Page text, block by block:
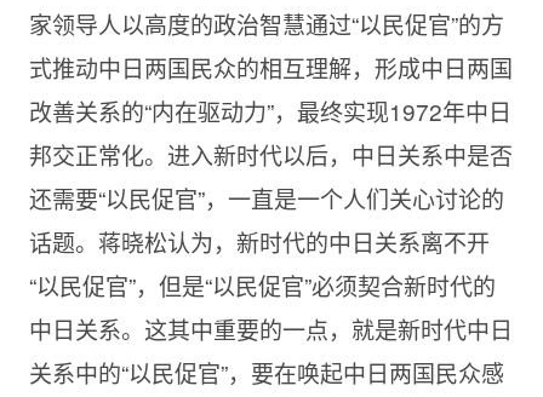
家领导人以高度的政治智慧通过“以民促官”的方
式推动中日两国民众的相互理解，形成中日两国
改善关系的“内在驱动力”，最终实现1972年中日
邦交正常化。进入新时代以后，中日关系中是否
还需要“以民促官”，一直是一个人们关心讨论的
话题。蒋晓松认为，新时代的中日关系离不开
“以民促官”，但是“以民促官”必须契合新时代的
中日关系。这其中重要的一点，就是新时代中日
关系中的“以民促官”，要在唤起中日两国民众感